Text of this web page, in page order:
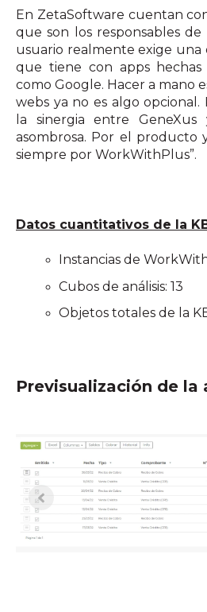
En ZetaSoftware cuentan
que son los responsables de
usuario realmente exige una
que tiene con apps hechas
como Google. Hacer a mano
webs ya no es algo
la sinergia entre
asombrosa. Por el producto
siempre por WorkWithPlus”.
Datos cuantitativos de la
Instancias de
Cubos de análisis: 13
Objetos totales de la
Previsualización de la